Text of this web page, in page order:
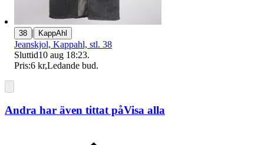
38 | KappAhl
Jeanskjol, Kappahl, stl. 38
Sluttid10 aug 18:23.
Pris:6 kr,Ledande bud.
Andra har även tittat påVisa alla